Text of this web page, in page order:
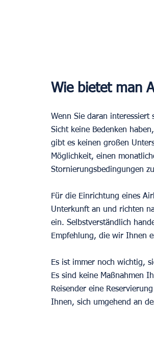
Wie bietet man
Wenn Sie daran interessiert
Sicht keine Bedenken
gibt es keinen großen
Möglichkeit, einen
Stornierungsbedingungen
Für die Einrichtung eines
Unterkunft an und richten
ein. Selbstverständlich
Empfehlung, die wir Ihnen
Es ist immer noch wichtig,
Es sind keine Maßnahmen
Reisender eine
Ihnen, sich umgehend an